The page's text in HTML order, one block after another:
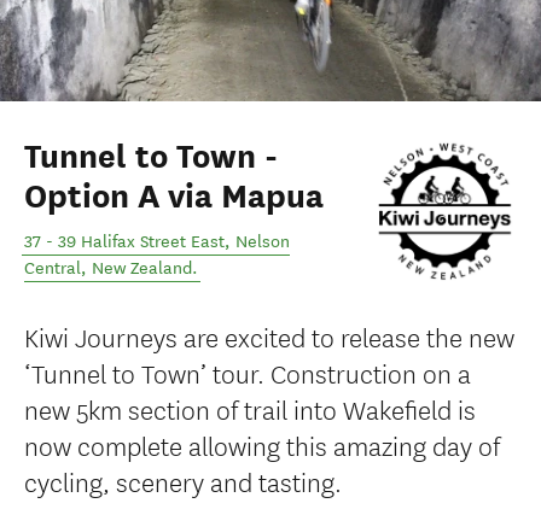
Tunnel to Town -
Option A via Mapua
37 - 39 Halifax Street East, Nelson
Central, New Zealand.
Kiwi Journeys are excited to release the new
‘Tunnel to Town’ tour. Construction on a
new 5km section of trail into Wakefield is
now complete allowing this amazing day of
cycling, scenery and tasting.